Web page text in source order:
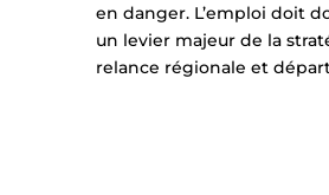
en danger. L’emploi doit
un levier majeur de la
relance régionale et